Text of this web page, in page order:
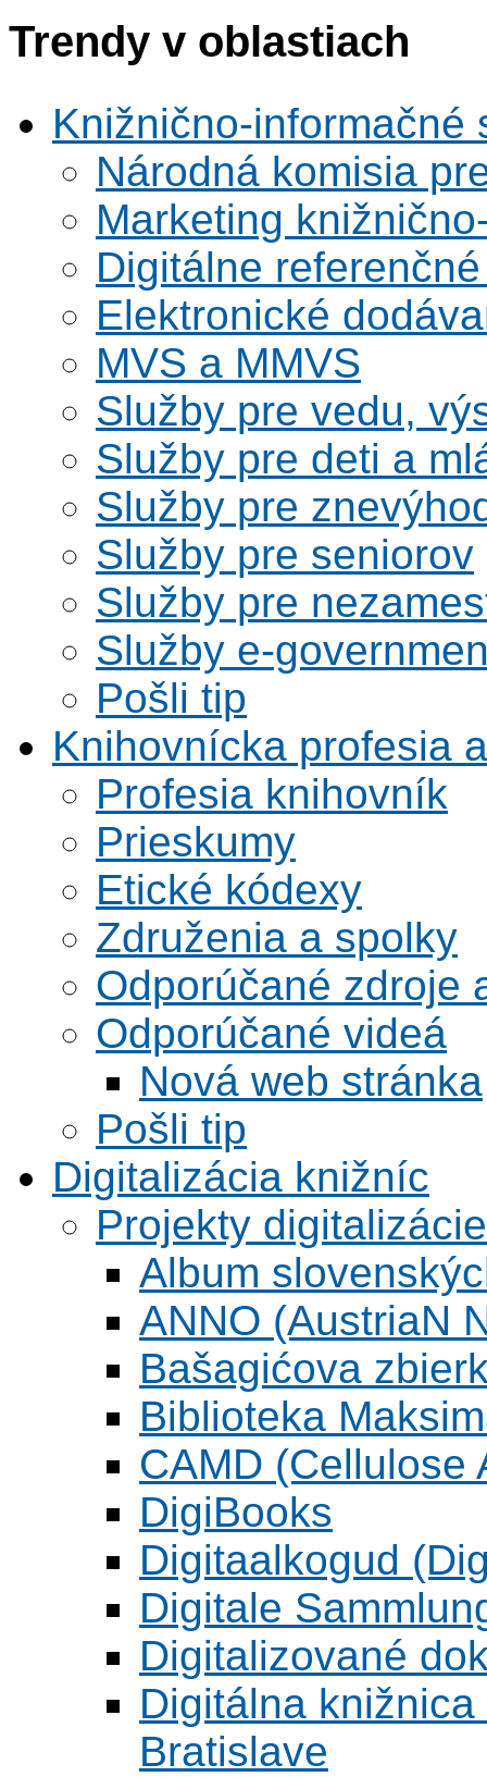
Trendy v oblastiach
Knižnično-informačné
Národná komisia
Marketing
Digitálne
Elektronické
MVS a MMVS
Služby pre vedu,
Služby pre deti a
Služby pre
Služby pre seniorov
Služby pre
Služby e-
Pošli tip
Knihovnícka profesia
Profesia knihovník
Prieskumy
Etické kódexy
Združenia a spolky
Odporúčané zdroje
Odporúčané videá
Nová web stránka
Pošli tip
Digitalizácia knižníc
Projekty digitalizácie
Album
ANNO (AustriaN
Bašagićova
Biblioteka
CAMD (Cellulose
DigiBooks
Digitaalkogud
Digitale
Digitalizované
Digitálna
Bratislave